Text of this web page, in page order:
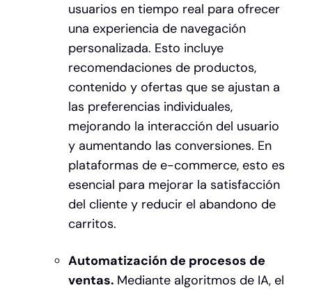
usuarios en tiempo real para ofrecer
una experiencia de navegación
personalizada. Esto incluye
recomendaciones de productos,
contenido y ofertas que se ajustan a
las preferencias individuales,
mejorando la interacción del usuario
y aumentando las conversiones. En
plataformas de e-commerce, esto es
esencial para mejorar la satisfacción
del cliente y reducir el abandono de
carritos.
Automatización de procesos de
ventas. Mediante algoritmos de IA, el